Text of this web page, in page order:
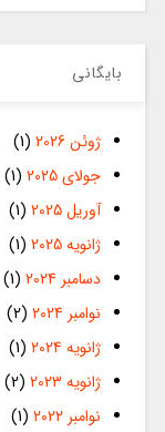
بایگانی
ژوئن 2026
(1)
جولای 2025
(1)
آوریل 2025
(1)
ژانویه 2025
(1)
دسامبر 2024
(1)
نوامبر 2024
(2)
ژانویه 2024
(1)
ژانویه 2023
(2)
نوامبر 2022
(1)